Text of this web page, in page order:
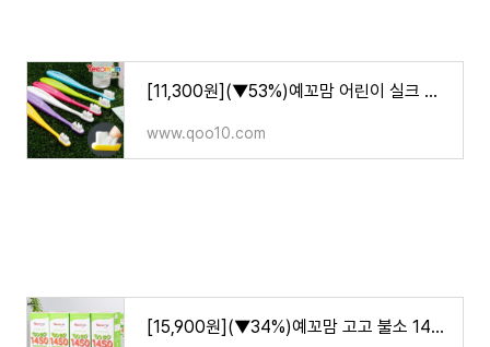
[11,300원](▼53%)예꼬맘 어린이 실크 칫솔 4개입
www.qoo10.com
[15,900원](▼34%)예꼬맘 고고 불소 1450 어린이 본품 치약 4개